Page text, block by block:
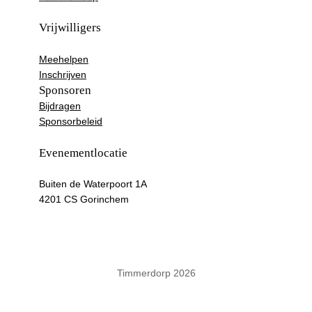
a
g
a
m
o
Vrijwilligers
Meehelpen
Inschrijven
Sponsoren
Bijdragen
Sponsorbeleid
Evenementlocatie
Buiten de Waterpoort 1A
4201 CS Gorinchem
Timmerdorp 2026